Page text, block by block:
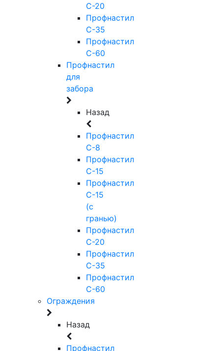
С-20
Профнастил
С-35
Профнастил
С-60
Профнастил
для
забора
Назад
Профнастил
С-8
Профнастил
С-15
Профнастил
С-15
(с
гранью)
Профнастил
С-20
Профнастил
С-35
Профнастил
С-60
Ограждения
Назад
Профнастил